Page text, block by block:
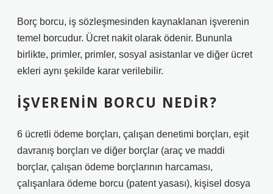
Borç borcu, iş sözleşmesinden kaynaklanan işverenin
temel borcudur. Ücret nakit olarak ödenir. Bununla
birlikte, primler, primler, sosyal asistanlar ve diğer ücret
ekleri aynı şekilde karar verilebilir.
İŞVERENIN BORCU NEDIR?
6 ücretli ödeme borçları, çalışan denetimi borçları, eşit
davranış borçları ve diğer borçlar (araç ve maddi
borçlar, çalışan ödeme borçlarının harcaması,
çalışanlara ödeme borcu (patent yasası), kişisel dosya